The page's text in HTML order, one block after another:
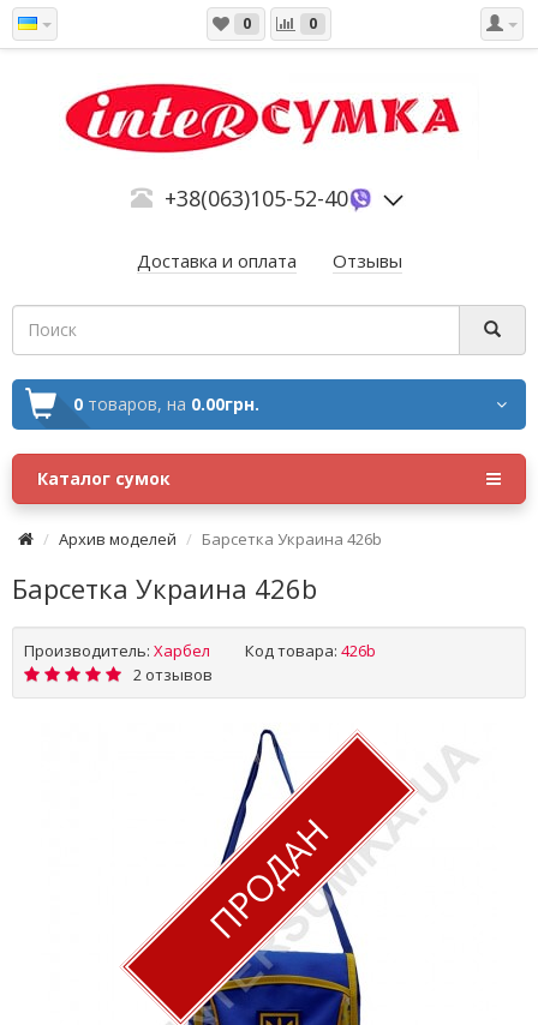
0 0
+38(063)105-52-40
Доставка и оплата Отзывы
0 товаров, на 0.00грн.
Каталог сумок
Архив моделей Барсетка Украина 426b
Барсетка Украина 426b
Производитель: Харбел Код товара: 426b
2 отзывов
ПРОДАН